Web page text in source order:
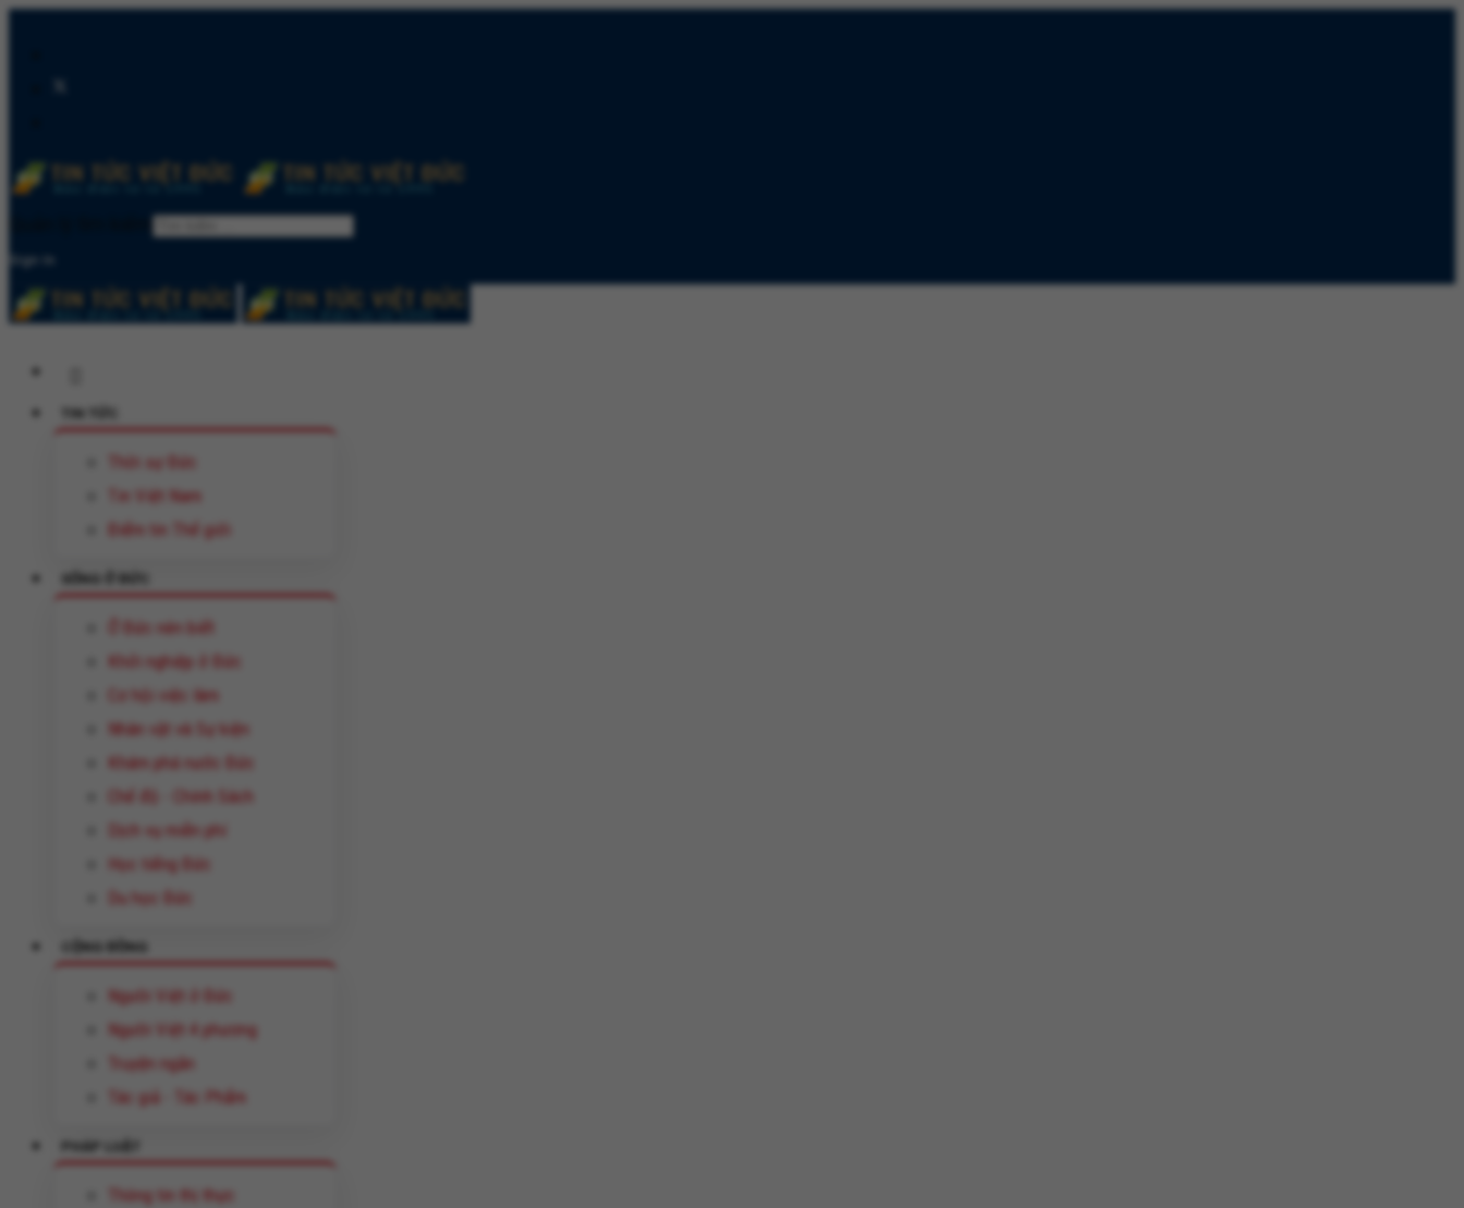
Sign In
TIN TỨC
Thời sự Đức
Tin Việt Nam
Điểm tin Thế giới
SỐNG Ở ĐỨC
Ở Đức nên biết
Khởi nghiệp ở Đức
Cơ hội việc làm
Nhân vật và Sự kiện
Khám phá nước Đức
Chế độ - Chính Sách
Dịch vụ miễn phí
Học tiếng Đức
Du học Đức
CỘNG ĐỒNG
Người Việt ở Đức
Người Việt 4 phương
Truyện ngắn
Tác giả - Tác Phẩm
Thông tin thị thực